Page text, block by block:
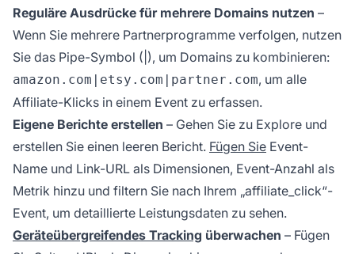
Reguläre Ausdrücke für mehrere Domains nutzen –
Wenn Sie mehrere Partnerprogramme verfolgen, nutzen
Sie das Pipe-Symbol (|), um Domains zu kombinieren:
amazon.com|etsy.com|partner.com, um alle
Affiliate-Klicks in einem Event zu erfassen.
Eigene Berichte erstellen – Gehen Sie zu Explore und
erstellen Sie einen leeren Bericht. Fügen Sie Event-
Name und Link-URL als Dimensionen, Event-Anzahl als
Metrik hinzu und filtern Sie nach Ihrem „affiliate_click“-
Event, um detaillierte Leistungsdaten zu sehen.
Geräteübergreifendes Tracking überwachen – Fügen